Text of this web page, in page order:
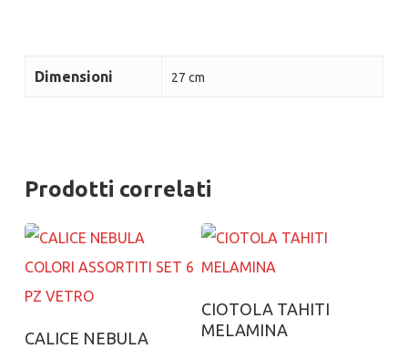
Dimensioni 27 cm
Prodotti correlati
Aggiungi al carrello
CALICE NEBULA
Aggiungi al carrello
CIOTOLA TAHITI
MELAMINA